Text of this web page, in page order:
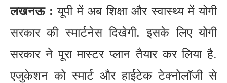
लखनऊ : यूपी में अब शिक्षा और स्वास्थ्य में योगी
सरकार की स्मार्टनेस दिखेगी. इसके लिए योगी
सरकार ने पूरा मास्टर प्लान तैयार कर लिया है.
एजुकेशन को स्मार्ट और हाईटेक टेक्नोलॉजी से